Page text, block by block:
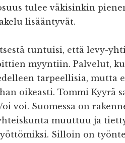
tulee väkisinkin
lisääntyvät.
tuntuisi, että levy-
myyntiin. Palvelut,
tarpeellisia, mutta
oikeasti. Tommi Kyyrä
voi. Suomessa on
muuttuu ja
Silloin on